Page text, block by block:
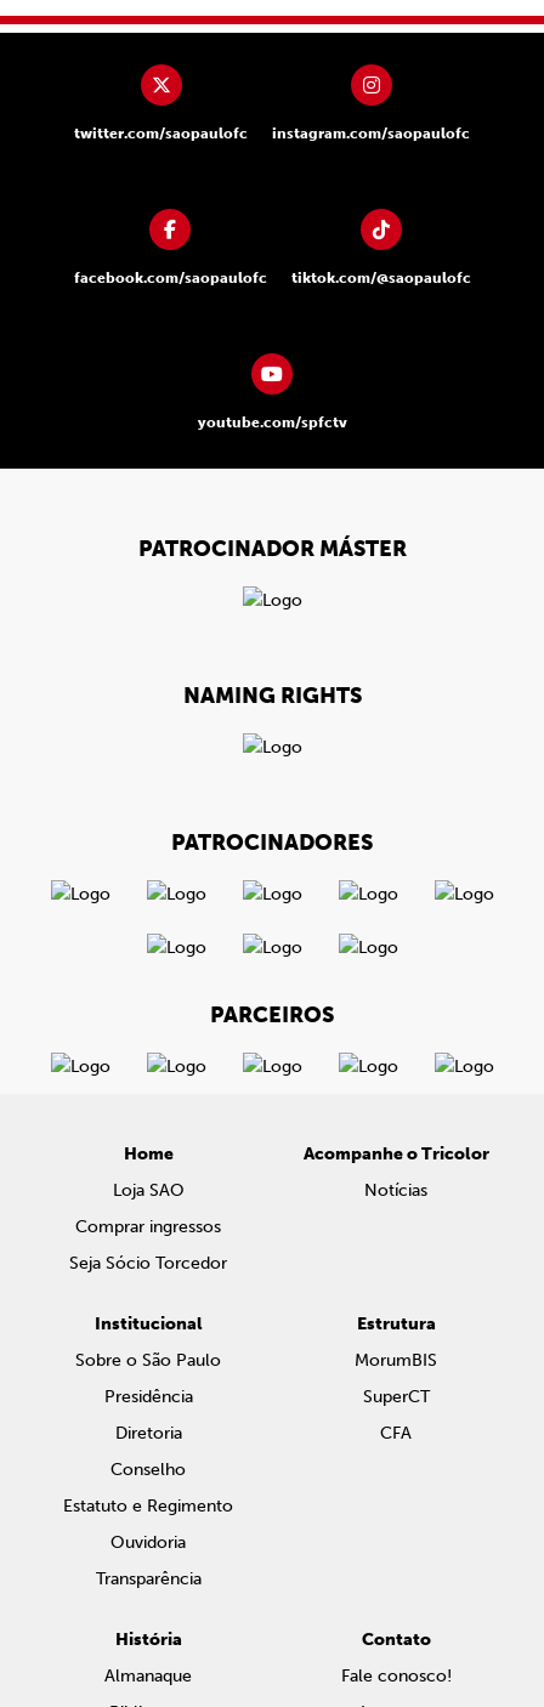
twitter.com/saopaulofc instagram.com/saopaulofc
facebook.com/saopaulofc tiktok.com/@saopaulofc
youtube.com/spfctv
PATROCINADOR MÁSTER
NAMING RIGHTS
PATROCINADORES
PARCEIROS
Home
Loja SAO
Comprar ingressos
Seja Sócio Torcedor
Acompanhe o Tricolor
Notícias
Institucional
Sobre o São Paulo
Presidência
Diretoria
Conselho
Estatuto e Regimento
Ouvidoria
Transparência
Estrutura
MorumBIS
SuperCT
CFA
História
Almanaque
Contato
Fale conosco!